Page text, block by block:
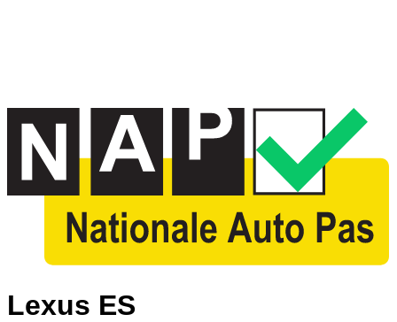
Lexus ES